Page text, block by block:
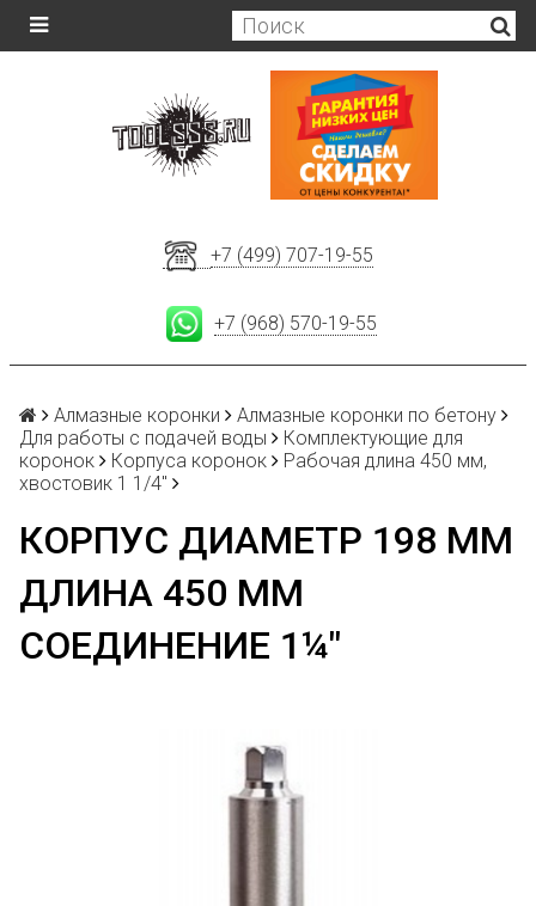
+7 (499) 707-19-55
+7 (968) 570-19-55
Алмазные коронки
Алмазные коронки по бетону
Для работы с подачей воды
Комплектующие для
коронок
Корпуса коронок
Рабочая длина 450 мм,
хвостовик 1 1/4"
КОРПУС ДИАМЕТР 198 ММ
ДЛИНА 450 ММ
СОЕДИНЕНИЕ 1¼"